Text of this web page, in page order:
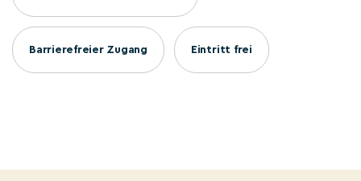
Barrierefreier Zugang Eintritt frei